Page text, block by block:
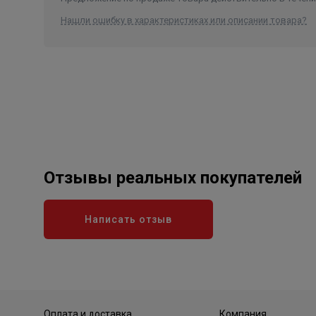
Нашли ошибку в характеристиках или описании товара?
Отзывы реальных покупателей
Написать отзыв